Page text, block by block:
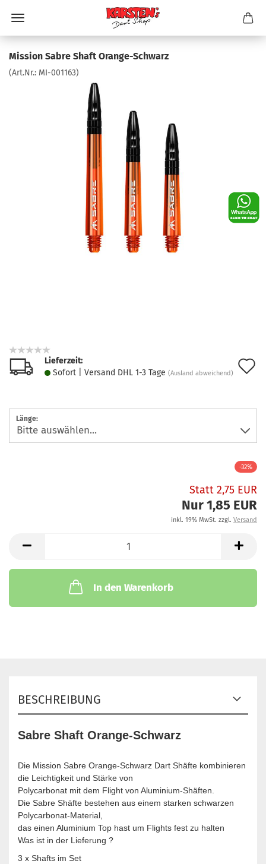
Mission Sabre Shaft Orange-Schwarz
(Art.Nr.: MI-001163)
Lieferzeit:
Sofort | Versand DHL 1-3 Tage (Ausland abweichend)
Länge:
-32%
Statt 2,75 EUR
Nur 1,85 EUR
inkl. 19% MwSt. zzgl. Versand
In den Warenkorb
BESCHREIBUNG
Sabre Shaft Orange-Schwarz
Die Mission Sabre Orange-Schwarz Dart Shäfte kombinieren
die Leichtigkeit und Stärke von
Polycarbonat mit dem Flight von Aluminium-Shäften.
Die Sabre Shäfte bestehen aus einem starken schwarzen
Polycarbonat-Material,
das einen Aluminium Top hast um Flights fest zu halten
Was ist in der Lieferung ?
3 x Shafts im Set